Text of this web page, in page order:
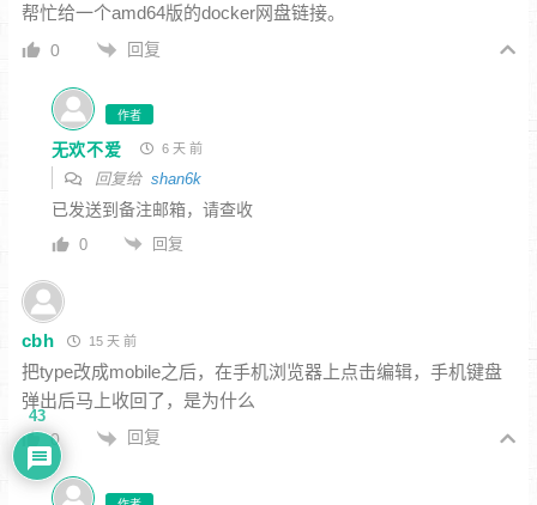
帮忙给一个amd64版的docker网盘链接。
0 回复
作者
无欢不爱 6 天 前
回复给 shan6k
已发送到备注邮箱，请查收
0 回复
cbh 15 天 前
把type改成mobile之后，在手机浏览器上点击编辑，手机键盘
弹出后马上收回了，是为什么
0 回复
43